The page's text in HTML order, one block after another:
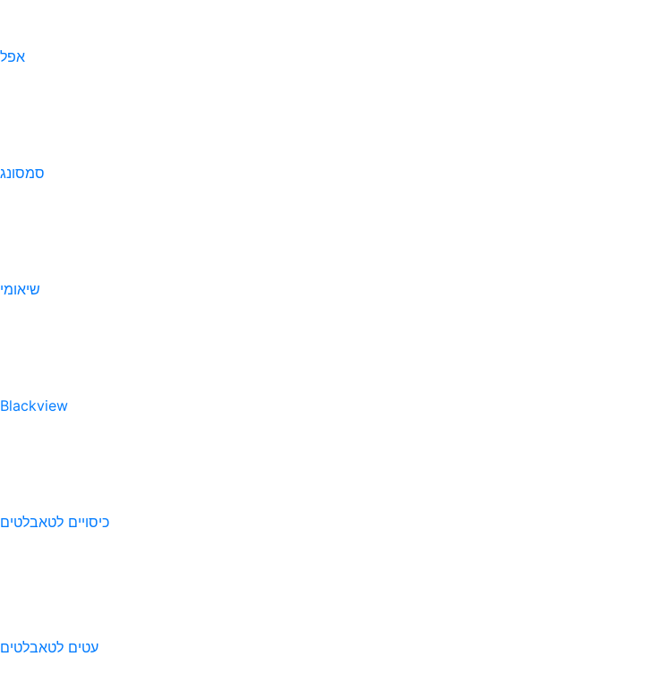
אפל
סמסונג
שיאומי
Blackview
כיסויים לטאבלטים
עטים לטאבלטים